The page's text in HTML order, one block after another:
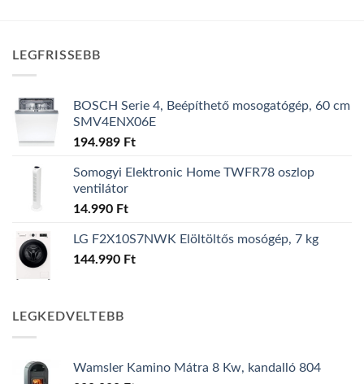
LEGFRISSEBB
BOSCH Serie 4, Beépíthető mosogatógép, 60 cm
SMV4ENX06E
194.989 Ft
Somogyi Elektronic Home TWFR78 oszlop
ventilátor
14.990 Ft
LG F2X10S7NWK Elöltöltős mosógép, 7 kg
144.990 Ft
LEGKEDVELTEBB
Wamsler Kamino Mátra 8 Kw, kandalló 804